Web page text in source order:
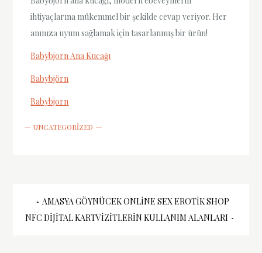
ihtiyaçlarına mükemmel bir şekilde cevap veriyor. Her
anınıza uyum sağlamak için tasarlanmış bir ürün!
Babybjorn Ana Kucağı
Babybjörn
Babybjorn
UNCATEGORIZED
YazıAMASYA GÖYNÜCEK ONLINE SEX EROTIK SHOP
NFC DIJITAL KARTVIZITLERIN KULLANIM ALANLARI